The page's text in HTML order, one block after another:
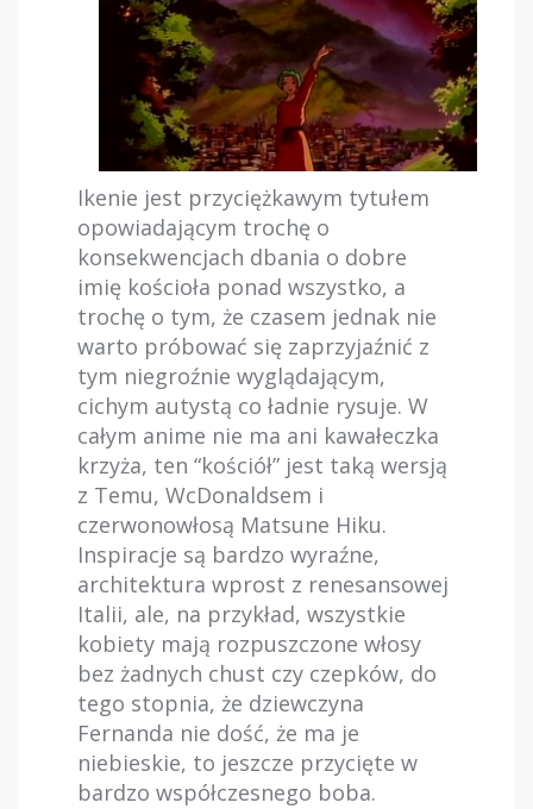
Ikenie jest przyciężkawym tytułem
opowiadającym trochę o
konsekwencjach dbania o dobre
imię kościoła ponad wszystko, a
trochę o tym, że czasem jednak nie
warto próbować się zaprzyjaźnić z
tym niegroźnie wyglądającym,
cichym autystą co ładnie rysuje. W
całym anime nie ma ani kawałeczka
krzyża, ten “kościół” jest taką wersją
z Temu, WcDonaldsem i
czerwonowłosą Matsune Hiku.
Inspiracje są bardzo wyraźne,
architektura wprost z renesansowej
Italii, ale, na przykład, wszystkie
kobiety mają rozpuszczone włosy
bez żadnych chust czy czepków, do
tego stopnia, że dziewczyna
Fernanda nie dość, że ma je
niebieskie, to jeszcze przycięte w
bardzo współczesnego boba.